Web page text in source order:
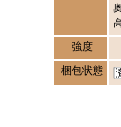
強度
-
梱包状態